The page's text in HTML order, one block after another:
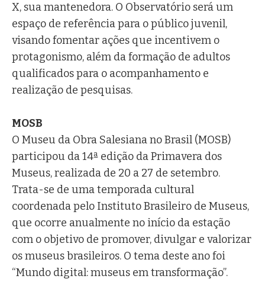
X, sua mantenedora. O Observatório será um
espaço de referência para o público juvenil,
visando fomentar ações que incentivem o
protagonismo, além da formação de adultos
qualificados para o acompanhamento e
realização de pesquisas.
MOSB
O Museu da Obra Salesiana no Brasil (MOSB)
participou da 14ª edição da Primavera dos
Museus, realizada de 20 a 27 de setembro.
Trata-se de uma temporada cultural
coordenada pelo Instituto Brasileiro de Museus,
que ocorre anualmente no início da estação
com o objetivo de promover, divulgar e valorizar
os museus brasileiros. O tema deste ano foi
“Mundo digital: museus em transformação”.